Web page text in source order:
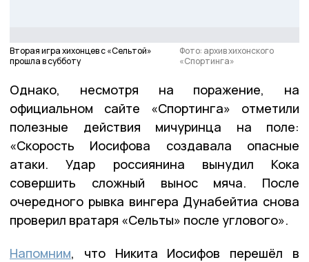
Вторая игра хихонцев с «Сельтой»
прошла в субботу
Фото: архив хихонского
«Спортинга»
Однако, несмотря на поражение, на
официальном сайте «Спортинга» отметили
полезные действия мичуринца на поле:
«Скорость Иосифова создавала опасные
атаки. Удар россиянина вынудил Кока
совершить сложный вынос мяча. После
очередного рывка вингера Дунабейтиа снова
проверил вратаря «Сельты» после углового».
Напомним, что Никита Иосифов перешёл в